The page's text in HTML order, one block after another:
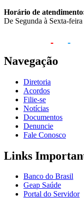
Horário de
De Segunda à Sexta-
Navegação
Diretoria
Acordos
Filie-se
Notícias
Documentos
Denuncie
Fale Conosco
Links
Banco do Brasil
Geap Saúde
Portal do Servidor